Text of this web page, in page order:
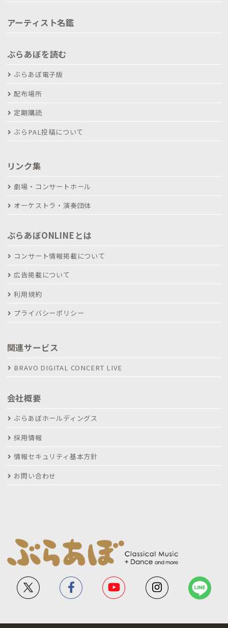
アーティスト名鑑
ぶらあぼを読む
ぶらあぼ電子版
配布場所
定期購読
ぶらPAL投稿について
リンク集
劇場・コンサートホール
オーケストラ・演奏団体
ぶらあぼONLINEとは
コンサート情報掲載について
広告掲載について
利用規約
プライバシーポリシー
関連サービス
BRAVO DIGITAL CONCERT LIVE
会社概要
ぶらあぼホールディングス
採用情報
情報セキュリティ基本方針
お問い合わせ